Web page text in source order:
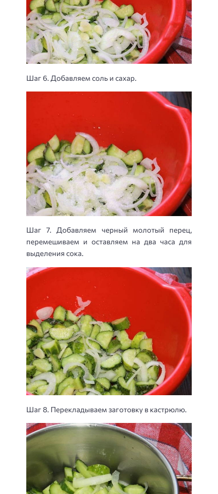
Шаг 6. Добавляем соль и сахар.
Шаг 7. Добавляем черный молотый перец,
перемешиваем и оставляем на два часа для
выделения сока.
Шаг 8. Перекладываем заготовку в кастрюлю.